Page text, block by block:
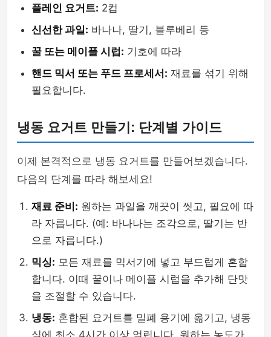
플레인 요거트: 2컵
신선한 과일: 바나나, 딸기, 블루베리 등
꿀 또는 메이플 시럽: 기호에 따라
핸드 믹서 또는 푸드 프로세서: 재료를 섞기 위해
필요합니다.
냉동 요거트 만들기: 단계별 가이드
이제 본격적으로 냉동 요거트를 만들어보겠습니다.
다음의 단계를 따라 해보세요!
재료 준비: 원하는 과일을 깨끗이 씻고, 필요에 따
라 자릅니다. (예: 바나나는 조각으로, 딸기는 반
으로 자릅니다.)
믹싱: 모든 재료를 믹서기에 넣고 부드럽게 혼합
합니다. 이때 꿀이나 메이플 시럽을 추가해 단맛
을 조절할 수 있습니다.
냉동: 혼합된 요거트를 밀폐 용기에 옮기고, 냉동
실에 최소 4시간 이상 얼립니다. 원하는 농도가